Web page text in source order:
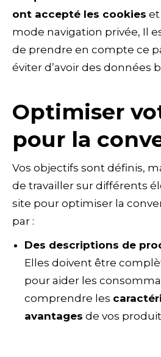
ont accepté les cookies et
mode navigation privée, Il
de prendre en compte ce
éviter d’avoir des données
Optimiser
pour la
Vos objectifs sont définis,
de travailler sur différents
site pour optimiser la
par :
Des descriptions de
Elles doivent être
pour aider les
comprendre les
avantages de vos